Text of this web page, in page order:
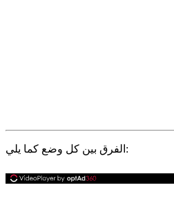
الفرق بين كل وضع كما يلي: